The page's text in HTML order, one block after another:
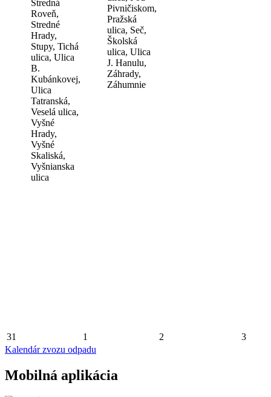
Stredná
Roveň,
Stredné
Hrady,
Stupy, Tichá
ulica, Ulica
B.
Kubánkovej,
Ulica
Tatranská,
Veselá ulica,
Vyšné
Hrady,
Vyšné
Skaliská,
Vyšnianska
ulica
Pivničiskom,
Pražská
ulica, Seč,
Školská
ulica, Ulica
J. Hanulu,
Záhrady,
Záhumnie
31 1 2
3
Kalendár zvozu odpadu
Mobilná aplikácia